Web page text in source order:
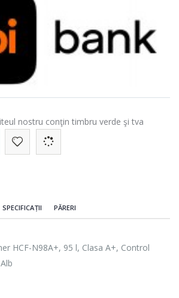
nostru conţin timbru verde şi tva
SPECIFICAȚII PĂRERI
HCF-N98A+, 95 l, Clasa A+, Control